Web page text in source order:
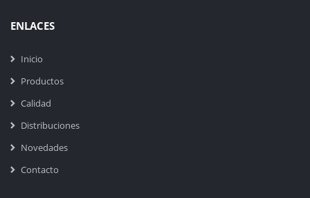
ENLACES
Inicio
Productos
Calidad
Distribuciones
Novedades
Contacto